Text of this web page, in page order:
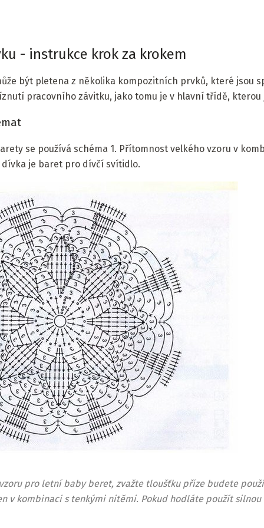
- instrukce krok za krokem
být pletena z několika kompozitních prvků, které jsou
pracovního závitku, jako tomu je v hlavní třídě,
se používá schéma 1. Přítomnost velkého vzoru v
je baret pro dívčí svítidlo.
pro letní baby beret, zvažte tloušťku příze budete
v kombinaci s tenkými nitěmi. Pokud hodláte použít